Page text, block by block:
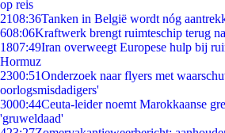
op reis
2108:36Tanken in België wordt nóg
608:06Kraftwerk brengt ruimteschip terug
1807:49Iran overweegt Europese hulp bij
Hormuz
2300:51Onderzoek naar flyers met
oorlogsmisdadigers'
3000:44Ceuta-leider noemt Marokkaanse
'gruweldaad'